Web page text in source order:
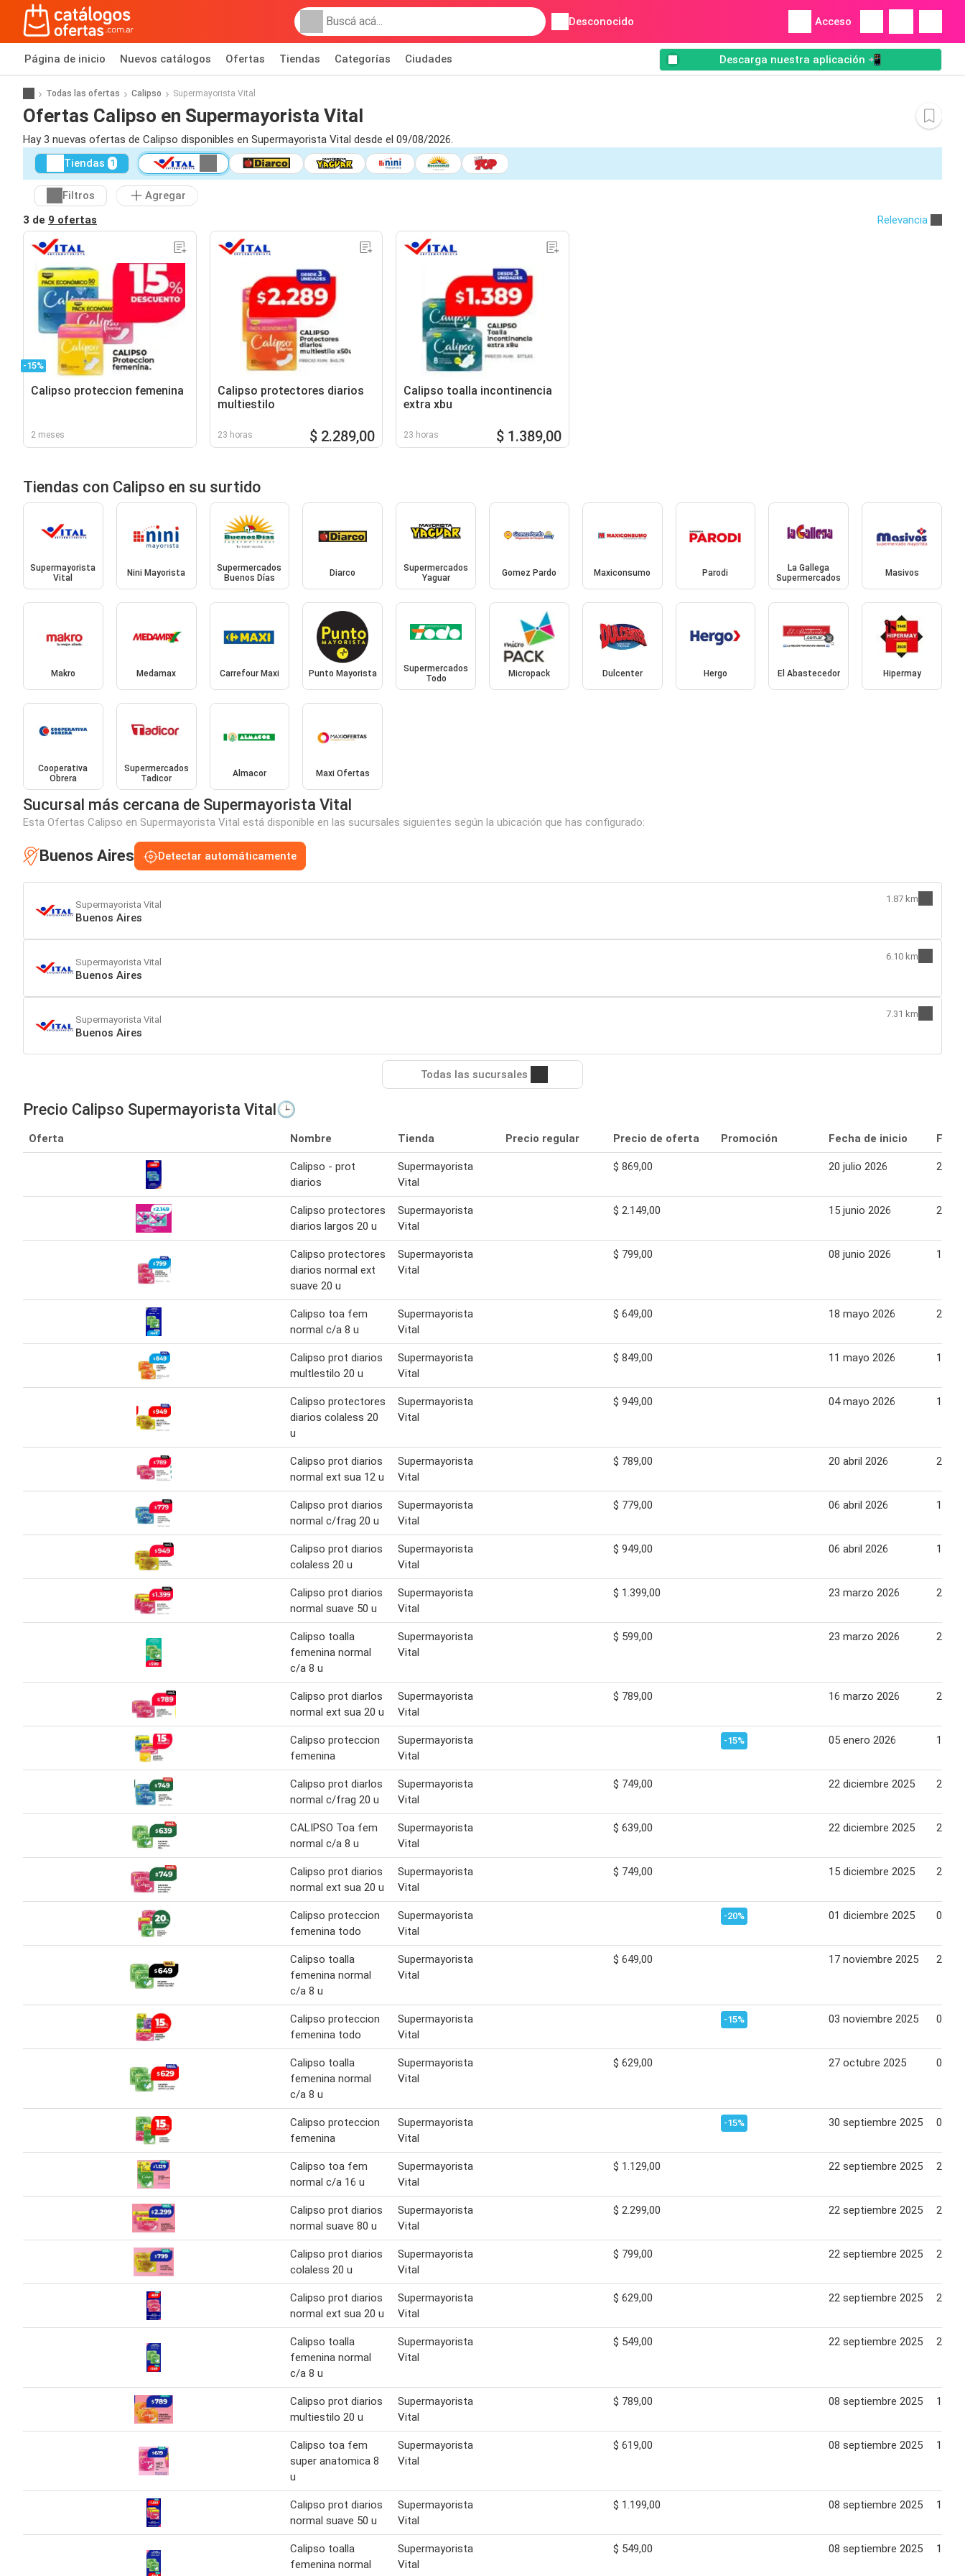
Desconocido Acceso
Página de inicio Nuevos catálogos Ofertas Tiendas Categorías Ciudades Descarga nuestra aplicación 📲
Todas las ofertas Calipso Supermayorista Vital
Ofertas Calipso en Supermayorista Vital
Hay 3 nuevas ofertas de Calipso disponibles en Supermayorista Vital desde el 09/08/2026.
Tiendas 1
Filtros
Agregar
3 de 9 ofertas Relevancia
-15%
Calipso proteccion femenina
2 meses
Calipso protectores diarios
multiestilo
23 horas $ 2.289,00
Calipso toalla incontinencia
extra xbu
23 horas $ 1.389,00
Tiendas con Calipso en su surtido
Supermayorista
Vital
Nini Mayorista
Supermercados
Buenos Días
Diarco
Supermercados
Yaguar
Gomez Pardo Maxiconsumo Parodi
La Gallega
Supermercados
Masivos
Makro Medamax Carrefour Maxi Punto Mayorista
Supermercados
Todo
Micropack Dulcenter Hergo El Abastecedor Hipermay
Cooperativa
Obrera
Supermercados
Tadicor
Almacor Maxi Ofertas
Sucursal más cercana de Supermayorista Vital
Esta Ofertas Calipso en Supermayorista Vital está disponible en las sucursales siguientes según la ubicación que has configurado:
Buenos Aires Detectar automáticamente
Supermayorista Vital
Buenos Aires
1.87 km
Supermayorista Vital
Buenos Aires
6.10 km
Supermayorista Vital
Buenos Aires
7.31 km
Todas las sucursales
Precio Calipso Supermayorista Vital🕒
Oferta Nombre Tienda Precio regular Precio de oferta Promoción Fecha de inicio
Calipso - prot
diarios
Supermayorista
Vital
$ 869,00 20 julio 2026 26
Calipso protectores
diarios largos 20 u
Supermayorista
Vital
$ 2.149,00 15 junio 2026 21
Calipso protectores
diarios normal ext
suave 20 u
Supermayorista
Vital
$ 799,00 08 junio 2026 14
Calipso toa fem
normal c/a 8 u
Supermayorista
Vital
$ 649,00 18 mayo 2026 24
Calipso prot diarios
multlestilo 20 u
Supermayorista
Vital
$ 849,00 11 mayo 2026 17
Calipso protectores
diarios colaless 20
u
Supermayorista
Vital
$ 949,00 04 mayo 2026 10
Calipso prot diarios
normal ext sua 12 u
Supermayorista
Vital
$ 789,00 20 abril 2026 26
Calipso prot diarios
normal c/frag 20 u
Supermayorista
Vital
$ 779,00 06 abril 2026 12
Calipso prot diarios
colaless 20 u
Supermayorista
Vital
$ 949,00 06 abril 2026 12
Calipso prot diarios
normal suave 50 u
Supermayorista
Vital
$ 1.399,00 23 marzo 2026 29
Calipso toalla
femenina normal
c/a 8 u
Supermayorista
Vital
$ 599,00 23 marzo 2026 29
Calipso prot diarlos
normal ext sua 20 u
Supermayorista
Vital
$ 789,00 16 marzo 2026 22
Calipso proteccion
femenina
Supermayorista
Vital
-15% 05 enero 2026 11
Calipso prot diarlos
normal c/frag 20 u
Supermayorista
Vital
$ 749,00 22 diciembre 2025 28
CALIPSO Toa fem
normal c/a 8 u
Supermayorista
Vital
$ 639,00 22 diciembre 2025 28
Calipso prot diarios
normal ext sua 20 u
Supermayorista
Vital
$ 749,00 15 diciembre 2025 21
Calipso proteccion
femenina todo
Supermayorista
Vital
-20% 01 diciembre 2025 08
Calipso toalla
femenina normal
c/a 8 u
Supermayorista
Vital
$ 649,00 17 noviembre 2025 23
Calipso proteccion
femenina todo
Supermayorista
Vital
-15% 03 noviembre 2025 09
Calipso toalla
femenina normal
c/a 8 u
Supermayorista
Vital
$ 629,00 27 octubre 2025 02
Calipso proteccion
femenina
Supermayorista
Vital
-15% 30 septiembre 2025 05
Calipso toa fem
normal c/a 16 u
Supermayorista
Vital
$ 1.129,00 22 septiembre 2025 28
Calipso prot diarios
normal suave 80 u
Supermayorista
Vital
$ 2.299,00 22 septiembre 2025 28
Calipso prot diarios
colaless 20 u
Supermayorista
Vital
$ 799,00 22 septiembre 2025 28
Calipso prot diarios
normal ext sua 20 u
Supermayorista
Vital
$ 629,00 22 septiembre 2025 28
Calipso toalla
femenina normal
c/a 8 u
Supermayorista
Vital
$ 549,00 22 septiembre 2025 28
Calipso prot diarios
multiestilo 20 u
Supermayorista
Vital
$ 789,00 08 septiembre 2025 14
Calipso toa fem
super anatomica 8
u
Supermayorista
Vital
$ 619,00 08 septiembre 2025 14
Calipso prot diarios
normal suave 50 u
Supermayorista
Vital
$ 1.199,00 08 septiembre 2025 14
Calipso toalla
femenina normal
Supermayorista
Vital
$ 549,00 08 septiembre 2025 14